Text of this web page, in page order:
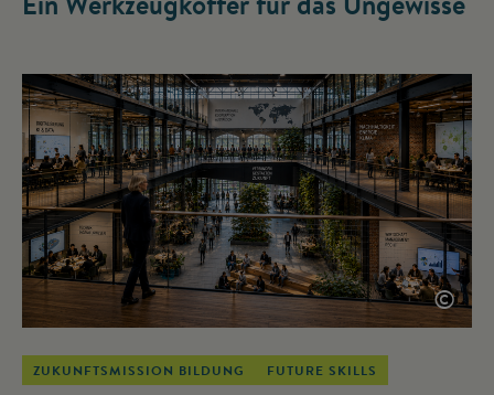
©
ZUKUNFTSMISSION BILDUNG FUTURE SKILLS